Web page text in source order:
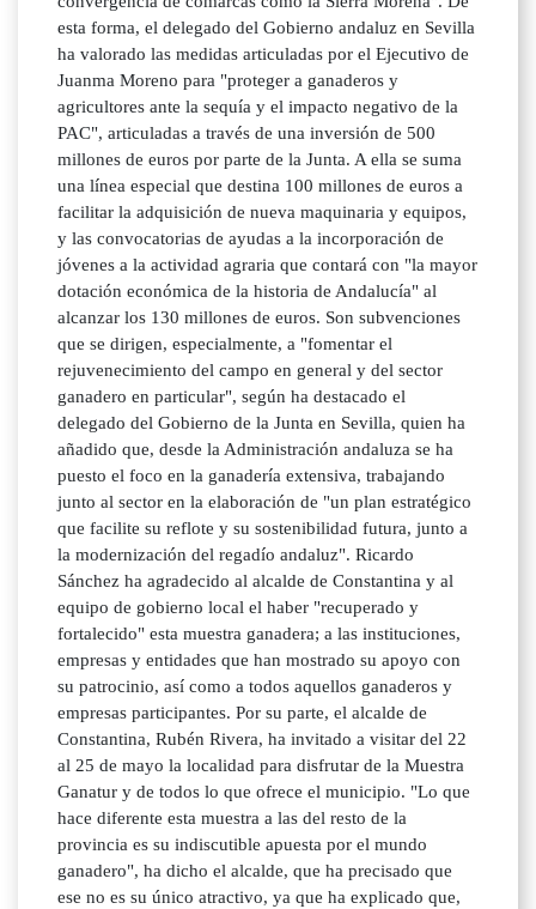
esta forma, el delegado del Gobierno andaluz en Sevilla
ha valorado las medidas articuladas por el Ejecutivo de
Juanma Moreno para "proteger a ganaderos y
agricultores ante la sequía y el impacto negativo de la
PAC", articuladas a través de una inversión de 500
millones de euros por parte de la Junta. A ella se suma
una línea especial que destina 100 millones de euros a
facilitar la adquisición de nueva maquinaria y equipos,
y las convocatorias de ayudas a la incorporación de
jóvenes a la actividad agraria que contará con "la mayor
dotación económica de la historia de Andalucía" al
alcanzar los 130 millones de euros. Son subvenciones
que se dirigen, especialmente, a "fomentar el
rejuvenecimiento del campo en general y del sector
ganadero en particular", según ha destacado el
delegado del Gobierno de la Junta en Sevilla, quien ha
añadido que, desde la Administración andaluza se ha
puesto el foco en la ganadería extensiva, trabajando
junto al sector en la elaboración de "un plan estratégico
que facilite su reflote y su sostenibilidad futura, junto a
la modernización del regadío andaluz". Ricardo
Sánchez ha agradecido al alcalde de Constantina y al
equipo de gobierno local el haber "recuperado y
fortalecido" esta muestra ganadera; a las instituciones,
empresas y entidades que han mostrado su apoyo con
su patrocinio, así como a todos aquellos ganaderos y
empresas participantes. Por su parte, el alcalde de
Constantina, Rubén Rivera, ha invitado a visitar del 22
al 25 de mayo la localidad para disfrutar de la Muestra
Ganatur y de todos lo que ofrece el municipio. "Lo que
hace diferente esta muestra a las del resto de la
provincia es su indiscutible apuesta por el mundo
ganadero", ha dicho el alcalde, que ha precisado que
ese no es su único atractivo, ya que ha explicado que,